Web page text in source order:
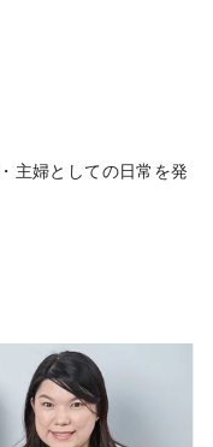
主婦としての日常を発